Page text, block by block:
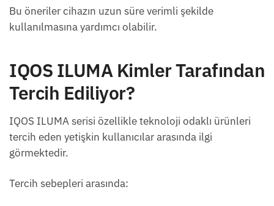
Bu öneriler cihazın uzun süre verimli şekilde
kullanılmasına yardımcı olabilir.
IQOS ILUMA Kimler Tarafından
Tercih Ediliyor?
IQOS ILUMA serisi özellikle teknoloji odaklı ürünleri
tercih eden yetişkin kullanıcılar arasında ilgi
görmektedir.
Tercih sebepleri arasında: